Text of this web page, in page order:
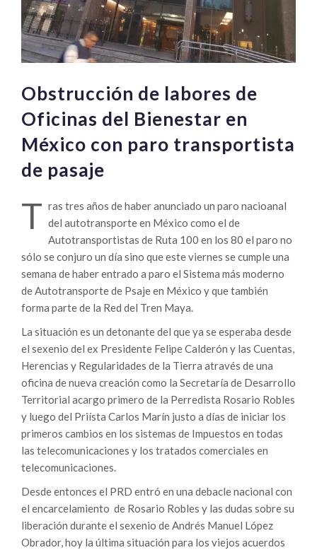
Obstrucción de labores de
Oficinas del Bienestar en
México con paro transportista
de pasaje
T ras tres años de haber anunciado un paro nacioanal
del autotransporte en México como el de
Autotransportistas de Ruta 100 en los 80 el paro no
sólo se conjuro un día sino que este viernes se cumple una
semana de haber entrado a paro el Sistema más moderno
de Autotransporte de Psaje en México y que también
forma parte de la Red del Tren Maya.
La situación es un detonante del que ya se esperaba desde
el sexenio del ex Presidente Felipe Calderón y las Cuentas,
Herencias y Regularidades de la Tierra através de una
oficina de nueva creación como la Secretaría de Desarrollo
Territorial acargo primero de la Perredista Rosario Robles
y luego del Priísta Carlos Marín justo a días de iniciar los
primeros cambios en los sistemas de Impuestos en todas
las telecomunicaciones y los tratados comerciales en
telecomunicaciones.
Desde entonces el PRD entró en una debacle nacional con
el encarcelamiento de Rosario Robles y las dudas sobre su
liberación durante el sexenio de Andrés Manuel López
Obrador, hoy la última situación para los viejos acuerdos